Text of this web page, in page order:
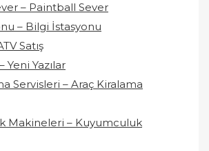
– Paintball Sever
– Bilgi İstasyonu
Satış
Yeni Yazılar
Servisleri – Araç Kiralama
Makineleri – Kuyumculuk